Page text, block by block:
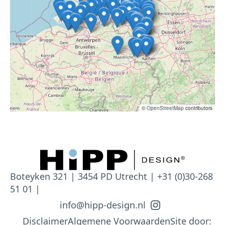
©OpenStreetMap contributors
Boteyken 321 | 3454 PD Utrecht | +31 (0)30-268
51 01 |
info@hipp-design.nl
DisclaimerAlgemene VoorwaardenSite door: